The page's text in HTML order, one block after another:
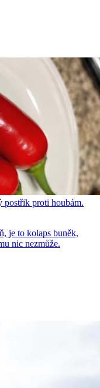
postřik proti houbám.
je to kolaps buněk,
nic nezmůže.